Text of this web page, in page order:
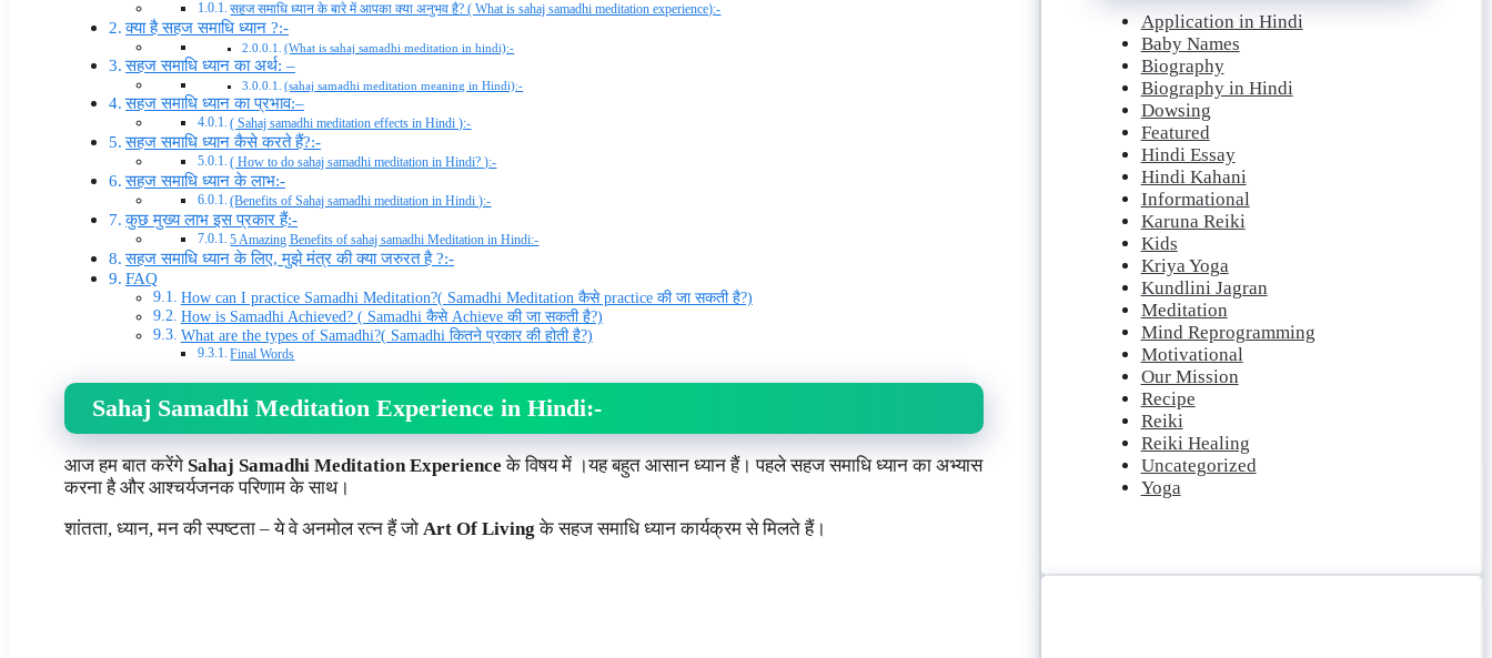
सहज समाधि ध्यान के बारे में आपका क्या अनुभव है? ( What is sahaj samadhi meditation experience):-
क्या है सहज समाधि ध्यान ?:-
(What is sahaj samadhi meditation in hindi):-
सहज समाधि ध्यान का अर्थ: –
(sahaj samadhi meditation meaning in Hindi):-
सहज समाधि ध्यान का प्रभाव:–
( Sahaj samadhi meditation effects in Hindi ):-
सहज समाधि ध्यान कैसे करते हैं?:-
( How to do sahaj samadhi meditation in Hindi? ):-
सहज समाधि ध्यान के लाभ:-
(Benefits of Sahaj samadhi meditation in Hindi ):-
कुछ मुख्य लाभ इस प्रकार हैं:-
5 Amazing Benefits of sahaj samadhi Meditation in Hindi:-
सहज समाधि ध्यान के लिए, मुझे मंत्र की क्या जरुरत है ?:-
FAQ
How can I practice Samadhi Meditation?( Samadhi Meditation कैसे practice की जा सकती है?)
How is Samadhi Achieved? ( Samadhi कैसे Achieve की जा सकती है?)
What are the types of Samadhi?( Samadhi कितने प्रकार की होती है?)
Final Words
Sahaj Samadhi Meditation Experience in Hindi:-
आज हम बात करेंगे Sahaj Samadhi Meditation Experience के विषय में ।यह बहुत आसान ध्यान हैं। पहले सहज समाधि ध्यान का अभ्यास
करना है और आश्चर्यजनक परिणाम के साथ।
शांतता, ध्यान, मन की स्पष्टता – ये वे अनमोल रत्न हैं जो Art Of Living के सहज समाधि ध्यान कार्यक्रम से मिलते हैं।
Application in Hindi
Baby Names
Biography
Biography in Hindi
Dowsing
Featured
Hindi Essay
Hindi Kahani
Informational
Karuna Reiki
Kids
Kriya Yoga
Kundlini Jagran
Meditation
Mind Reprogramming
Motivational
Our Mission
Recipe
Reiki
Reiki Healing
Uncategorized
Yoga